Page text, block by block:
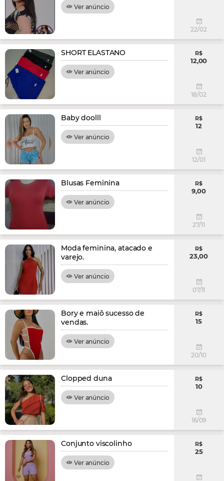
Ver anúncio
22/02
SHORT ELASTANO
Ver anúncio
R$
12,00
18/02
Baby doolll
Ver anúncio
R$
12
12/01
Blusas Feminina
Ver anúncio
R$
9,00
27/11
Moda feminina, atacado e
varejo.
Ver anúncio
R$
23,00
07/11
Bory e maiô sucesso de
vendas.
Ver anúncio
R$
15
20/10
Clopped duna
Ver anúncio
R$
10
16/09
Conjunto viscolinho
Ver anúncio
R$
25